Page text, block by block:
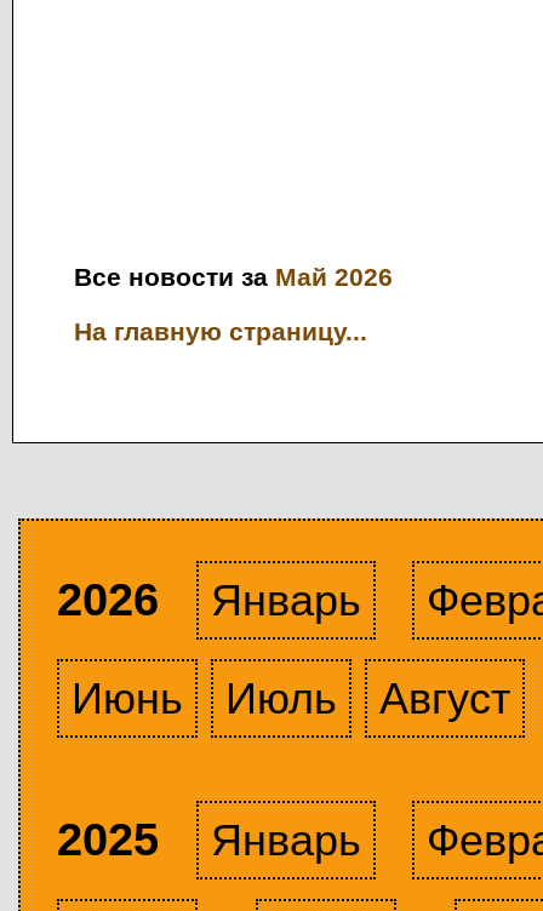
Все новости за Май 2026
На главную страницу...
2026 Январь
Июнь
Июль Август
2025 Январь